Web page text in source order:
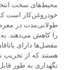
محیط‌های سخت
خودروغن‌کار است
طولانی‌مدت در
را کاهش می‌دهند.
مفصل‌ها دارای
هستند که از تخریب
نگهداری به طور